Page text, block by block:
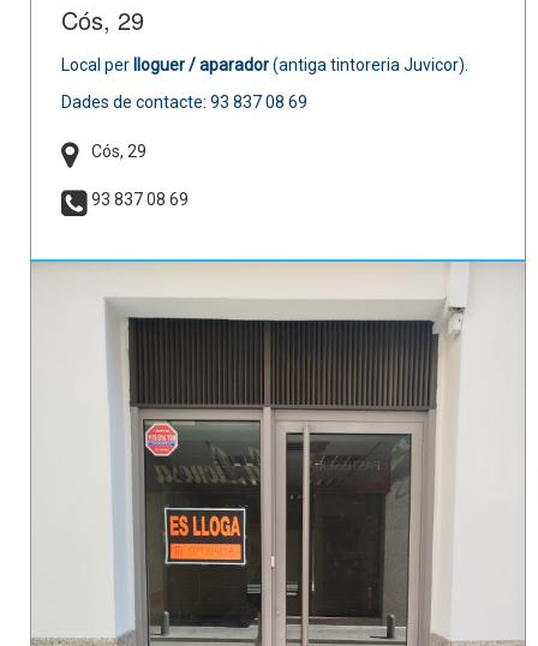
Cós, 29
Local per lloguer / aparador(antiga tintoreria Juvicor).
Dades de contacte: 93 837 08 69
Cós, 29
93 837 08 69